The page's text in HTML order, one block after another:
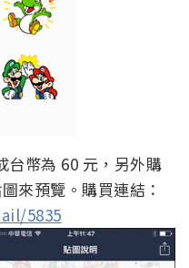
台幣為 60 元，另外購
來預覽。購買連結：
5835